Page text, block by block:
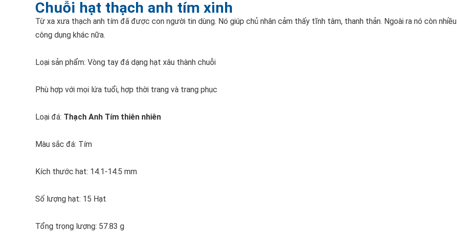
Chuỗi hạt thạch anh tím xinh
Từ xa xưa thạch anh tím đã được con người tin dùng. Nó giúp chủ nhân cảm thấy tĩnh tâm, thanh thản. Ngoài ra nó còn nhiều
công dụng khác nữa.
Loại sản phẩm: Vòng tay đá dạng hạt xâu thành chuỗi
Phù hợp với mọi lứa tuổi, hợp thời trang và trang phục
Loại đá: Thạch Anh Tím thiên nhiên
Màu sắc đá: Tím
Kích thước hat: 14.1-14.5 mm
Số lượng hạt: 15 Hạt
Tổng trọng lượng: 57.83 g